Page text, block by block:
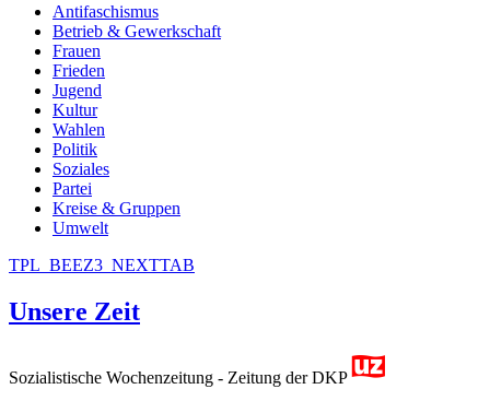
Antifaschismus
Betrieb & Gewerkschaft
Frauen
Frieden
Jugend
Kultur
Wahlen
Politik
Soziales
Partei
Kreise & Gruppen
Umwelt
TPL_BEEZ3_NEXTTAB
Unsere Zeit
Sozialistische Wochenzeitung - Zeitung der DKP